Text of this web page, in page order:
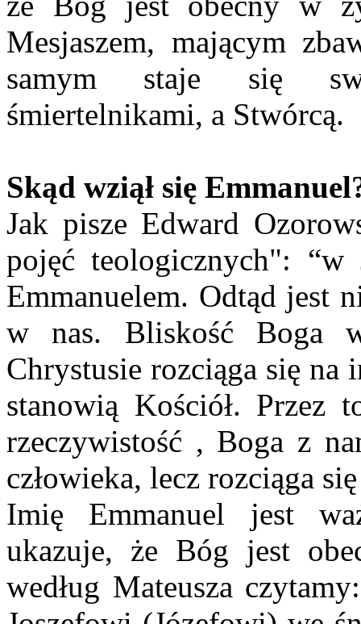
Mesjaszem, mającym
samym staje się
śmiertelnikami, a Stwórcą.
Skąd wziął się
Jak pisze Edward
pojęć teologicznych": “w
Emmanuelem. Odtąd jest
w nas. Bliskość Boga
Chrystusie rozciąga się
stanowią Kościół. Przez
rzeczywistość , Boga z
człowieka, lecz rozciąga
Imię Emmanuel jest
ukazuje, że Bóg jest
według Mateusza